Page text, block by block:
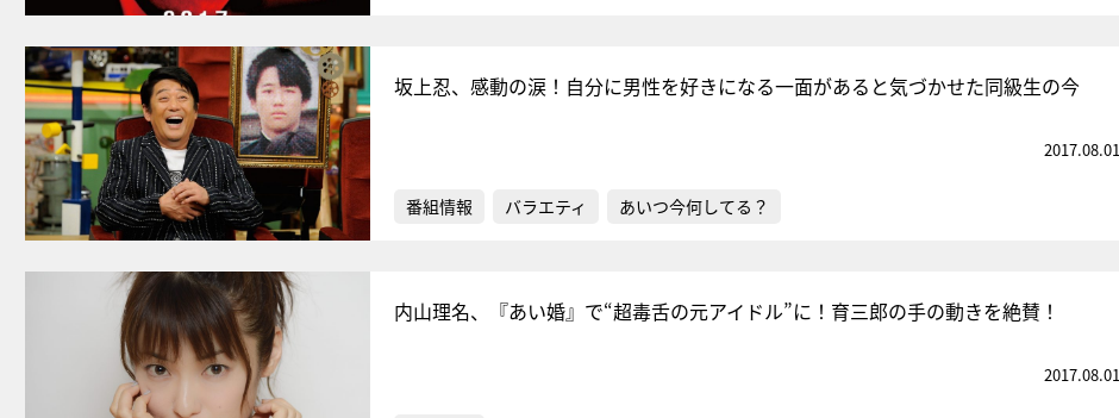
坂上忍、感動の涙！自分に男性を好きになる一面があると気づかせた同級生の今
2017.08.01
番組情報 バラエティ あいつ今何してる？
内山理名、『あい婚』で“超毒舌の元アイドル”に！育三郎の手の動きを絶賛！
2017.08.01